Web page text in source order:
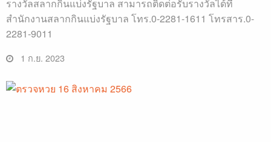
รางวัลสลากกินแบ่งรัฐบาล สามารถติดต่อรับรางวัลได้ที่
สำนักงานสลากกินแบ่งรัฐบาล โทร.0-2281-1611 โทรสาร.0-
2281-9011
1 ก.ย. 2023